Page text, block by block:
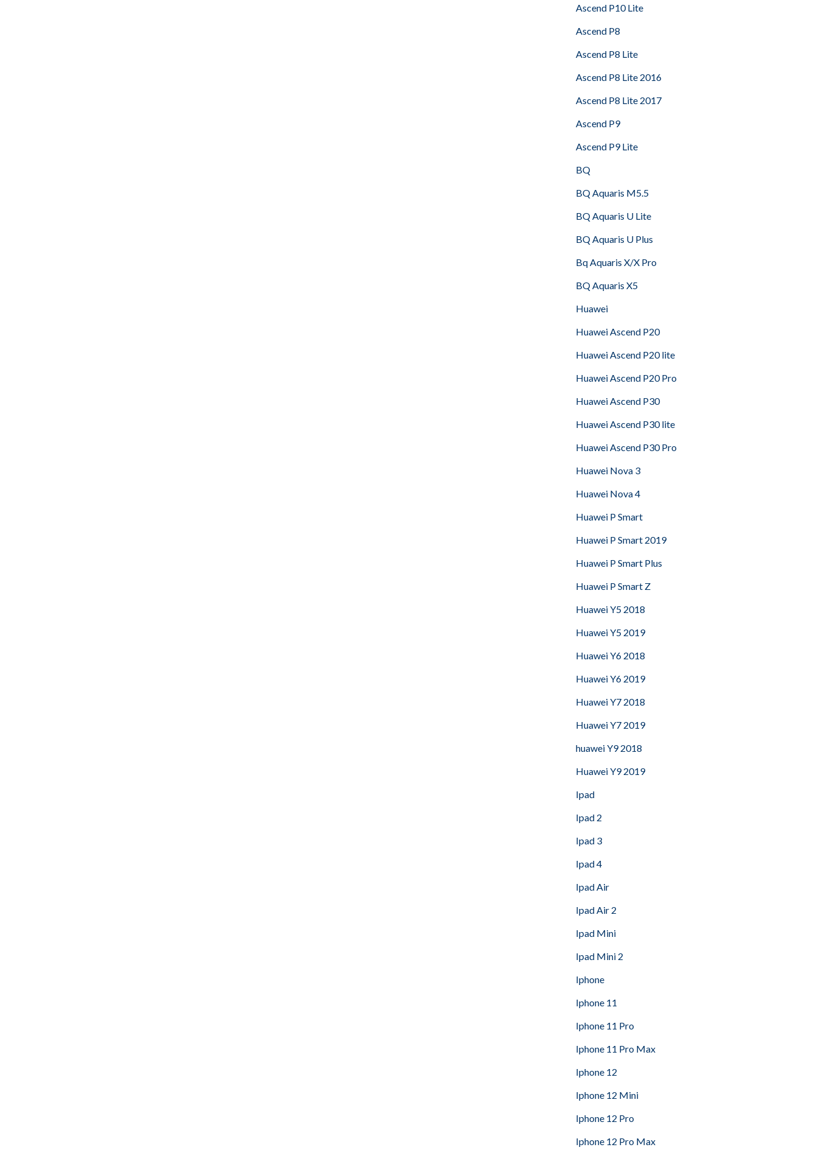
Ascend P10 Lite
Ascend P8
Ascend P8 Lite
Ascend P8 Lite 2016
Ascend P8 Lite 2017
Ascend P9
Ascend P9 Lite
BQ
BQ Aquaris M5.5
BQ Aquaris U Lite
BQ Aquaris U Plus
Bq Aquaris X/X Pro
BQ Aquaris X5
Huawei
Huawei Ascend P20
Huawei Ascend P20 lite
Huawei Ascend P20 Pro
Huawei Ascend P30
Huawei Ascend P30 lite
Huawei Ascend P30 Pro
Huawei Nova 3
Huawei Nova 4
Huawei P Smart
Huawei P Smart 2019
Huawei P Smart Plus
Huawei P Smart Z
Huawei Y5 2018
Huawei Y5 2019
Huawei Y6 2018
Huawei Y6 2019
Huawei Y7 2018
Huawei Y7 2019
huawei Y9 2018
Huawei Y9 2019
Ipad
Ipad 2
Ipad 3
Ipad 4
Ipad Air
Ipad Air 2
Ipad Mini
Ipad Mini 2
Iphone
Iphone 11
Iphone 11 Pro
Iphone 11 Pro Max
Iphone 12
Iphone 12 Mini
Iphone 12 Pro
Iphone 12 Pro Max